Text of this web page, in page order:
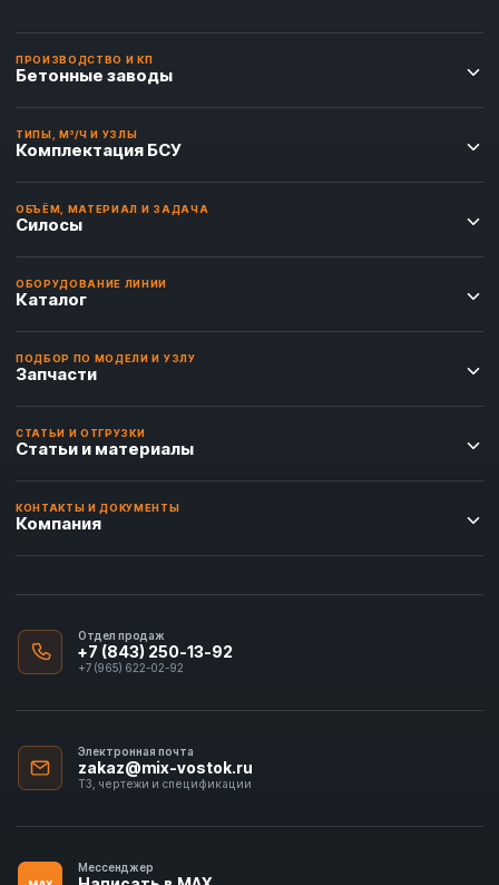
ПРОИЗВОДСТВО И КП
Бетонные заводы
ТИПЫ, М³/Ч И УЗЛЫ
Комплектация БСУ
ОБЪЁМ, МАТЕРИАЛ И ЗАДАЧА
Силосы
ОБОРУДОВАНИЕ ЛИНИИ
Каталог
ПОДБОР ПО МОДЕЛИ И УЗЛУ
Запчасти
СТАТЬИ И ОТГРУЗКИ
Статьи и материалы
КОНТАКТЫ И ДОКУМЕНТЫ
Компания
Отдел продаж
+7 (843) 250-13-92
+7 (965) 622-02-92
Электронная почта
zakaz@mix-vostok.ru
ТЗ, чертежи и спецификации
Мессенджер